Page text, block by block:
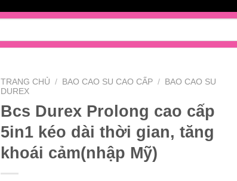
TRANG CHỦ / BAO CAO SU CAO CẤP /
BAO CAO SU
DUREX
Bcs Durex Prolong cao cấp
5in1 kéo dài thời gian, tăng
khoái cảm(nhập Mỹ)